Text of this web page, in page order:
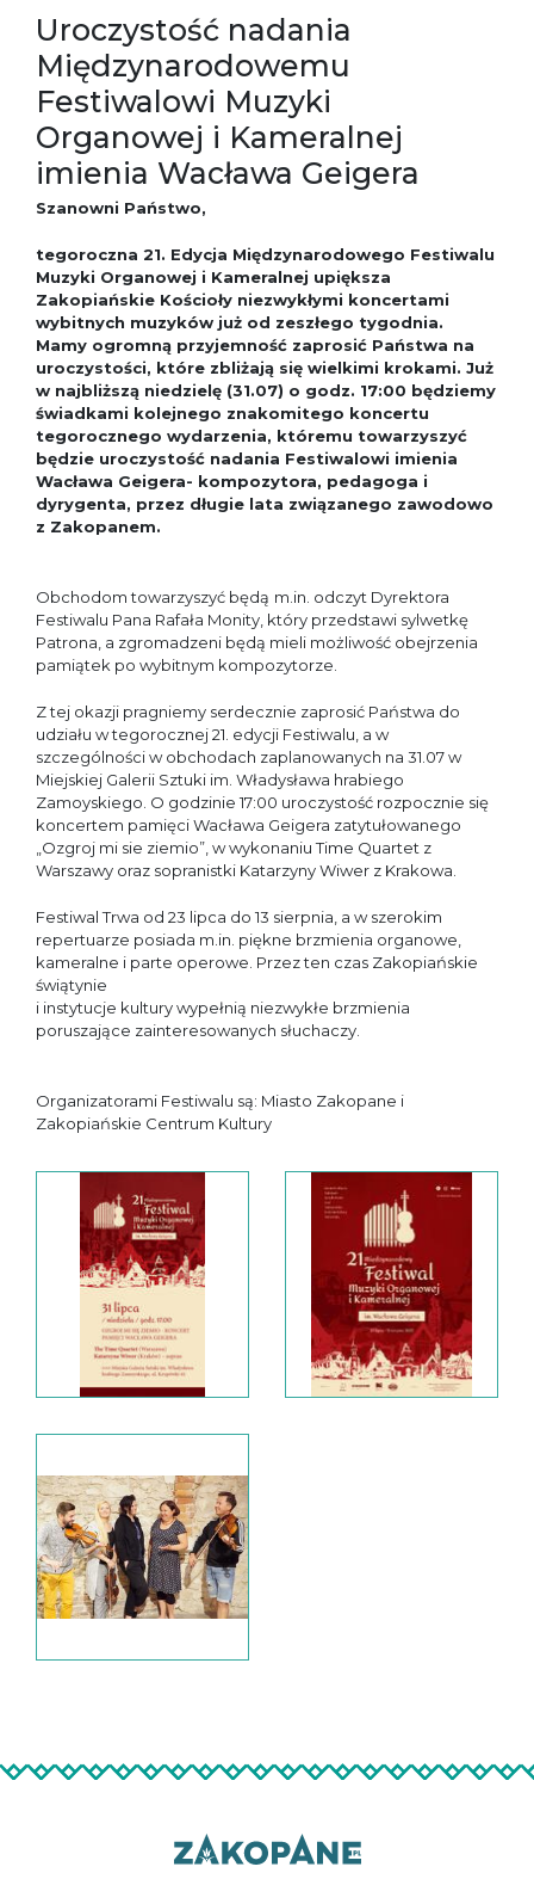
Uroczystość nadania
Międzynarodowemu
Festiwalowi Muzyki
Organowej i Kameralnej
imienia Wacława Geigera
Szanowni Państwo,
tegoroczna 21. Edycja Międzynarodowego Festiwalu
Muzyki Organowej i Kameralnej upiększa
Zakopiańskie Kościoły niezwykłymi koncertami
wybitnych muzyków już od zeszłego tygodnia.
Mamy ogromną przyjemność zaprosić Państwa na
uroczystości, które zbliżają się wielkimi krokami. Już
w najbliższą niedzielę (31.07) o godz. 17:00 będziemy
świadkami kolejnego znakomitego koncertu
tegorocznego wydarzenia, któremu towarzyszyć
będzie uroczystość nadania Festiwalowi imienia
Wacława Geigera- kompozytora, pedagoga i
dyrygenta, przez długie lata związanego zawodowo
z Zakopanem.
Obchodom towarzyszyć będą m.in. odczyt Dyrektora
Festiwalu Pana Rafała Monity, który przedstawi sylwetkę
Patrona, a zgromadzeni będą mieli możliwość obejrzenia
pamiątek po wybitnym kompozytorze.
Z tej okazji pragniemy serdecznie zaprosić Państwa do
udziału w tegorocznej 21. edycji Festiwalu, a w
szczególności w obchodach zaplanowanych na 31.07 w
Miejskiej Galerii Sztuki im. Władysława hrabiego
Zamoyskiego. O godzinie 17:00 uroczystość rozpocznie się
koncertem pamięci Wacława Geigera zatytułowanego
„Ozgroj mi sie ziemio”, w wykonaniu Time Quartet z
Warszawy oraz sopranistki Katarzyny Wiwer z Krakowa.
Festiwal Trwa od 23 lipca do 13 sierpnia, a w szerokim
repertuarze posiada m.in. piękne brzmienia organowe,
kameralne i parte operowe. Przez ten czas Zakopiańskie
świątynie
i instytucje kultury wypełnią niezwykłe brzmienia
poruszające zainteresowanych słuchaczy.
Organizatorami Festiwalu są: Miasto Zakopane i
Zakopiańskie Centrum Kultury